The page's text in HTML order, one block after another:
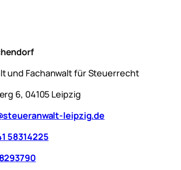
und Fachanwalt für Steuerrecht
6, 04105 Leipzig
leipzig.de
58314225